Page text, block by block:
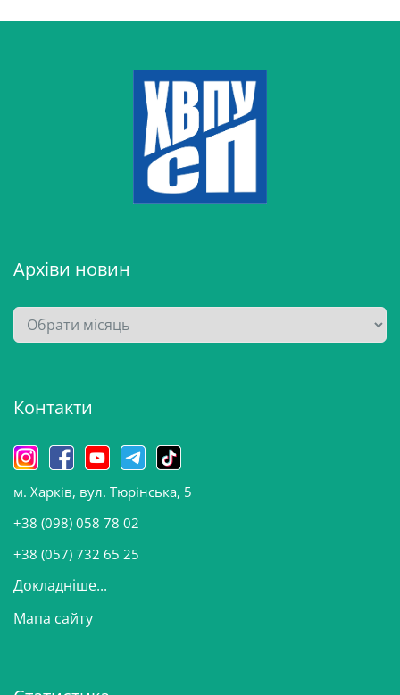
Архіви новин
А
р
в
н
о
в
и
Контакти
м. Харків, вул. Тюрінська, 5
+38 (098) 058 78 02
+38 (057) 732 65 25
Докладніше...
Мапа сайту